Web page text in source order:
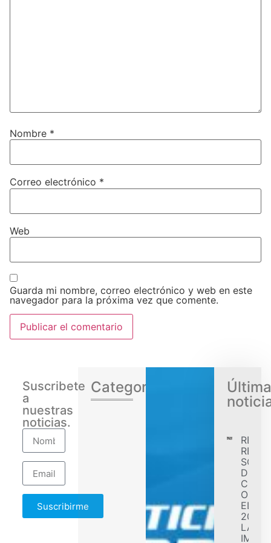
Nombre *
Correo electrónico *
Web
Guarda mi nombre, correo electrónico y web en este
navegador para la próxima vez que comente.
Suscribete
a
nuestras
noticias.
Suscribirme
Categorias
EL
2026
LA